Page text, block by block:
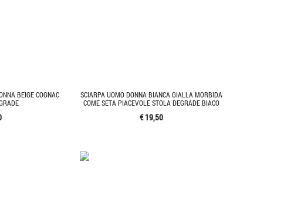
BEIGE COGNAC
SCIARPA UOMO DONNA BIANCA GIALLA MORBIDA
COME SETA PIACEVOLE STOLA DEGRADE BIACO
€ 19,50